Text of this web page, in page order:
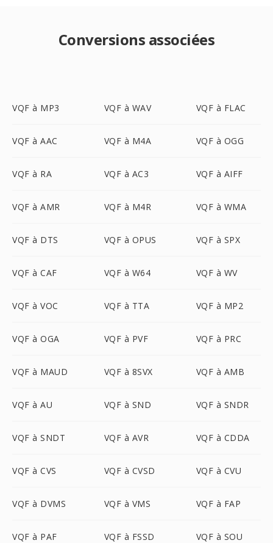
Conversions associées
VQF à MP3 VQF à WAV VQF à FLAC
VQF à AAC VQF à M4A VQF à OGG
VQF à RA VQF à AC3 VQF à AIFF
VQF à AMR VQF à M4R VQF à WMA
VQF à DTS VQF à OPUS VQF à SPX
VQF à CAF VQF à W64 VQF à WV
VQF à VOC VQF à TTA VQF à MP2
VQF à OGA VQF à PVF VQF à PRC
VQF à MAUD VQF à 8SVX VQF à AMB
VQF à AU VQF à SND VQF à SNDR
VQF à SNDT VQF à AVR VQF à CDDA
VQF à CVS VQF à CVSD VQF à CVU
VQF à DVMS VQF à VMS VQF à FAP
VQF à PAF VQF à FSSD VQF à SOU